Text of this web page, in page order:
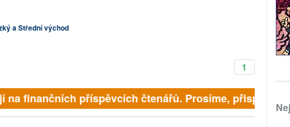
a Střední východ
1
na finančních příspěvcích čtenářů. Prosíme, přispějte. ➥